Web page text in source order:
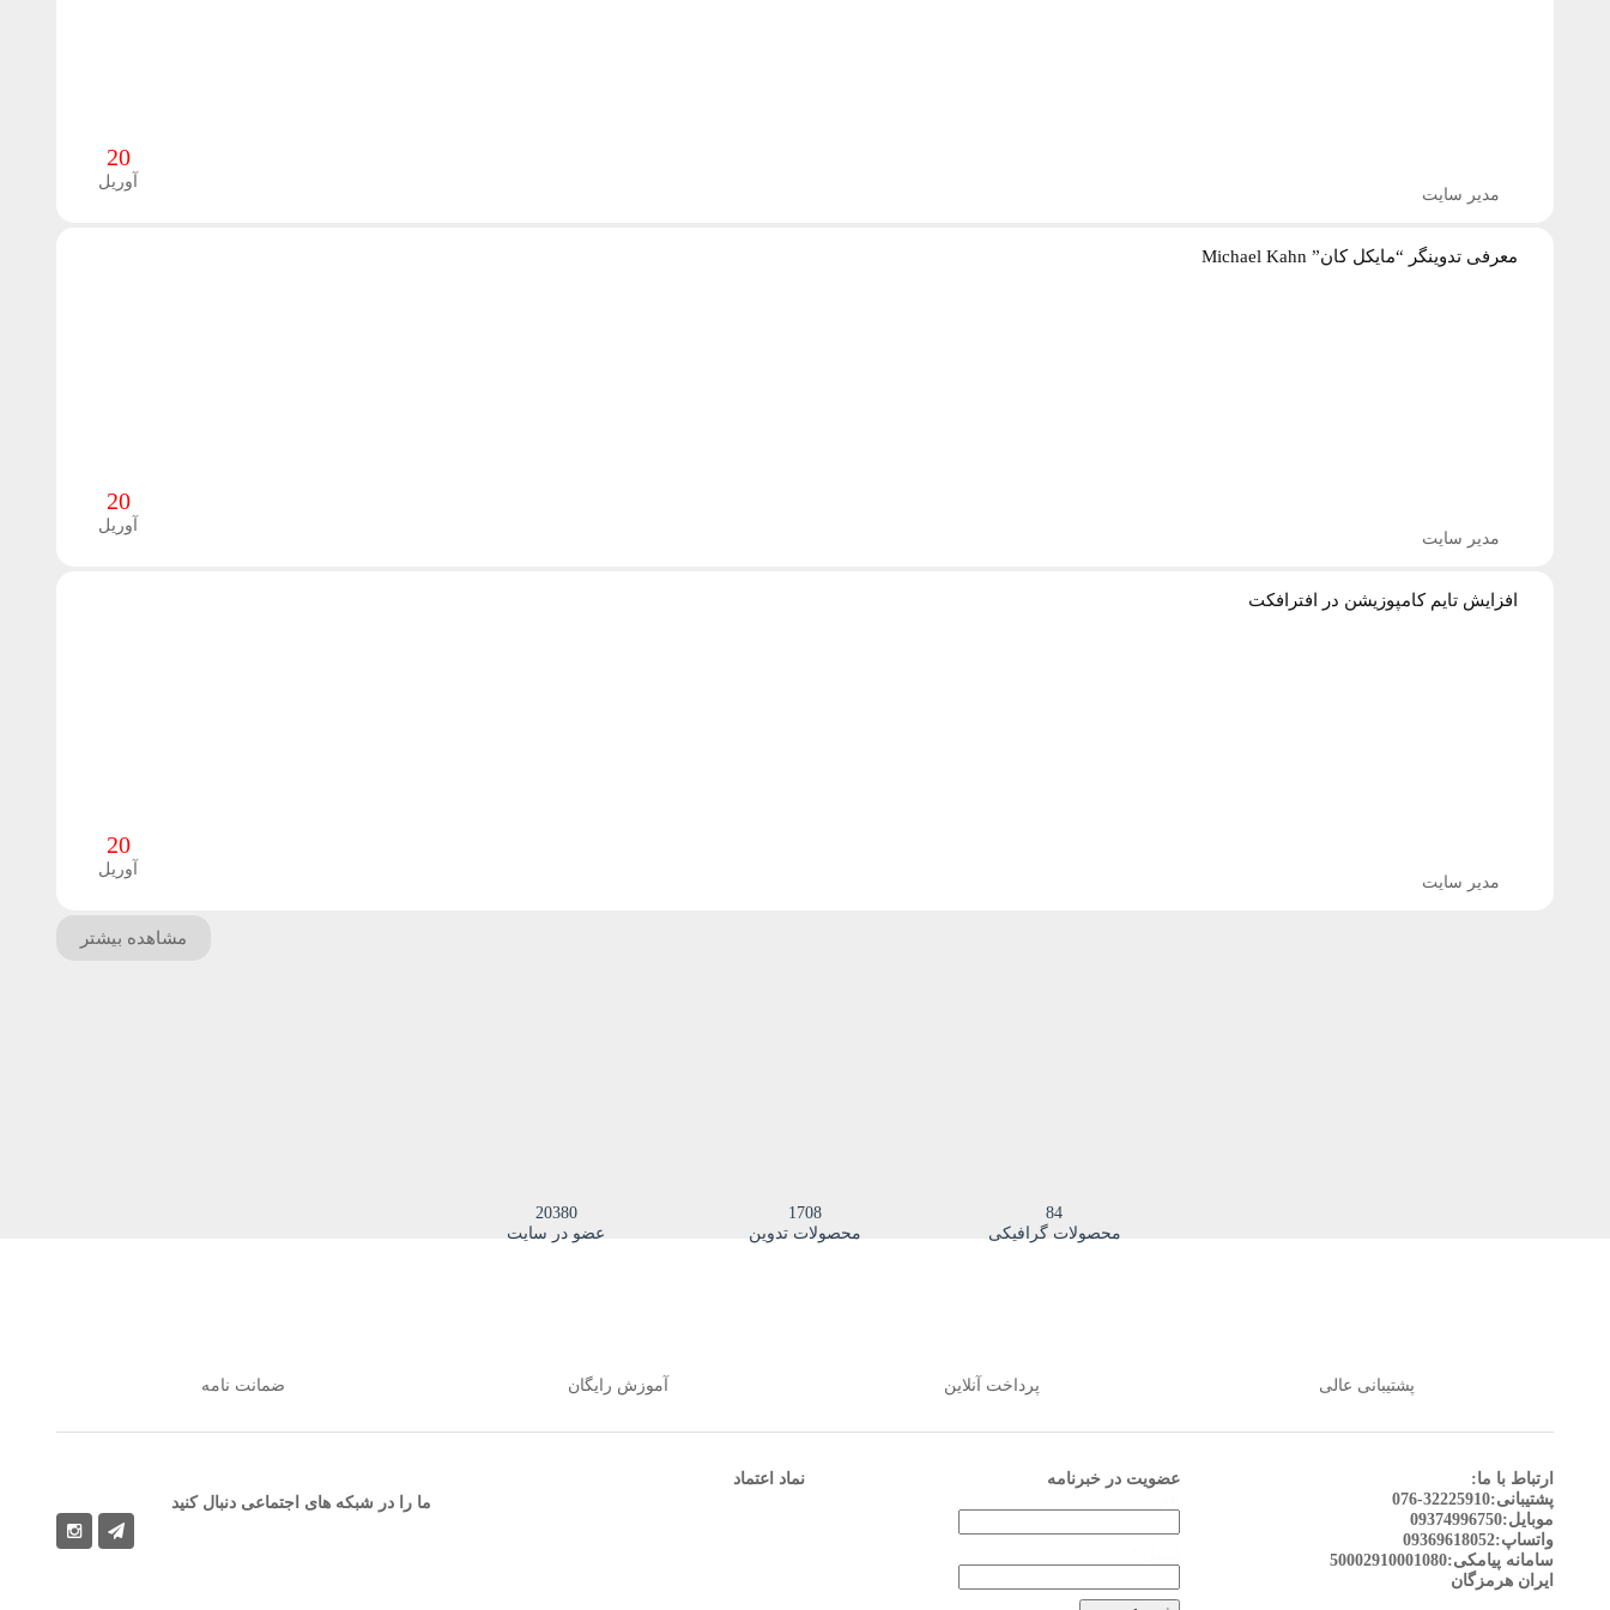
20
آوریل
مدیر سایت
معرفی تدوینگر “مایکل کان” Michael Kahn
20
آوریل
مدیر سایت
افزایش تایم کامپوزیشن در افترافکت
20
آوریل
مدیر سایت
مشاهده بیشتر
84
محصولات گرافیکی
1708
محصولات تدوین
20380
عضو در سایت
پشتیبانی عالی پرداخت آنلاین آموزش رایگان ضمانت نامه
ارتباط با ما:
پشتیبانی:32225910-076
موبایل:09374996750
واتساپ:09369618052
سامانه پیامکی:50002910001080
ایران هرمزگان
عضویت در خبرنامه
نماد اعتماد
ما را در شبکه های اجتماعی دنبال کنید